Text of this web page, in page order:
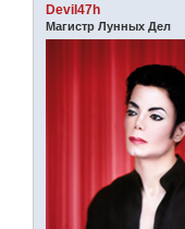
Devil47h
Магистр Лунных Дел